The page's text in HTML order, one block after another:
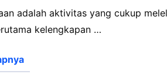
adalah aktivitas yang cukup
kelengkapan …